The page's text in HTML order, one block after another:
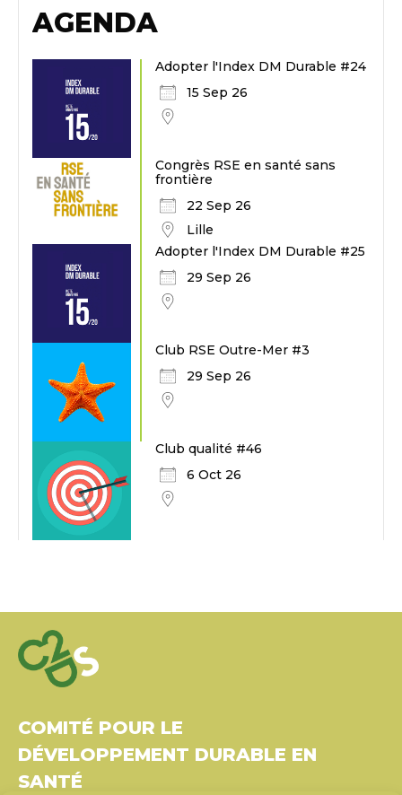
AGENDA
Adopter l'Index DM Durable #24
15 Sep 26
Congrès RSE en santé sans
frontière
22 Sep 26
Lille
Adopter l'Index DM Durable #25
29 Sep 26
Club RSE Outre-Mer #3
29 Sep 26
Club qualité #46
6 Oct 26
COMITÉ POUR LE
DÉVELOPPEMENT DURABLE EN
SANTÉ